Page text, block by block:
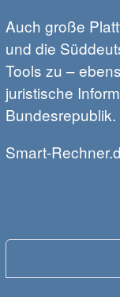
Auch große
und die
Tools zu –
juristische
Bundesrepublik.
Smart-